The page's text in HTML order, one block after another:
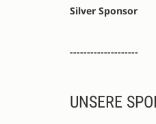
Silver Sponsor
--------------------
UNSERE